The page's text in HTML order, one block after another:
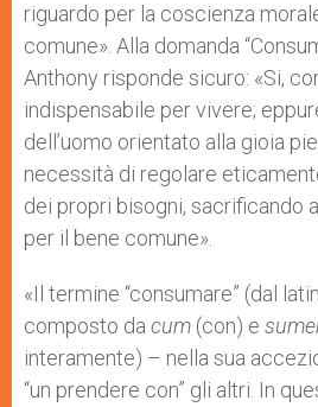
riguardo per la coscienza
comune». Alla domanda
Anthony risponde sicuro: «Si,
indispensabile per vivere;
dell’uomo orientato alla gioia
necessità di regolare
dei propri bisogni, sacrificando
per il bene comune».
«Il termine “consumare” (dal
composto da cum (con) e
interamente) – nella sua
“un prendere con” gli altri. In